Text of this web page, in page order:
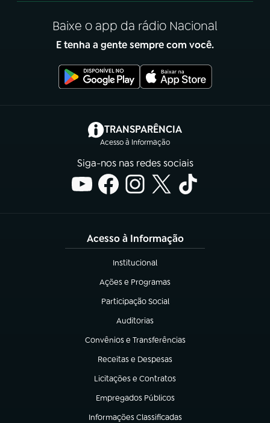
Baixe o app da rádio Nacional
E tenha a gente sempre com você.
TRANSPARÊNCIA
Acesso à Informação
(abre em nova aba)
Siga-nos nas redes sociais
Acesso à Informação
Institucional
(abre em nova aba)
Ações e Programas
(abre em nova aba)
Participação Social
(abre em nova aba)
Auditorias
(abre em nova aba)
Convênios e Transferências
(abre em nova aba)
Receitas e Despesas
(abre em nova aba)
Licitações e Contratos
(abre em nova aba)
Empregados Públicos
(abre em nova aba)
Informações Classificadas